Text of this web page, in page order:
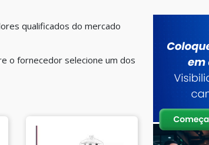
qualificados do mercado
o fornecedor selecione um dos